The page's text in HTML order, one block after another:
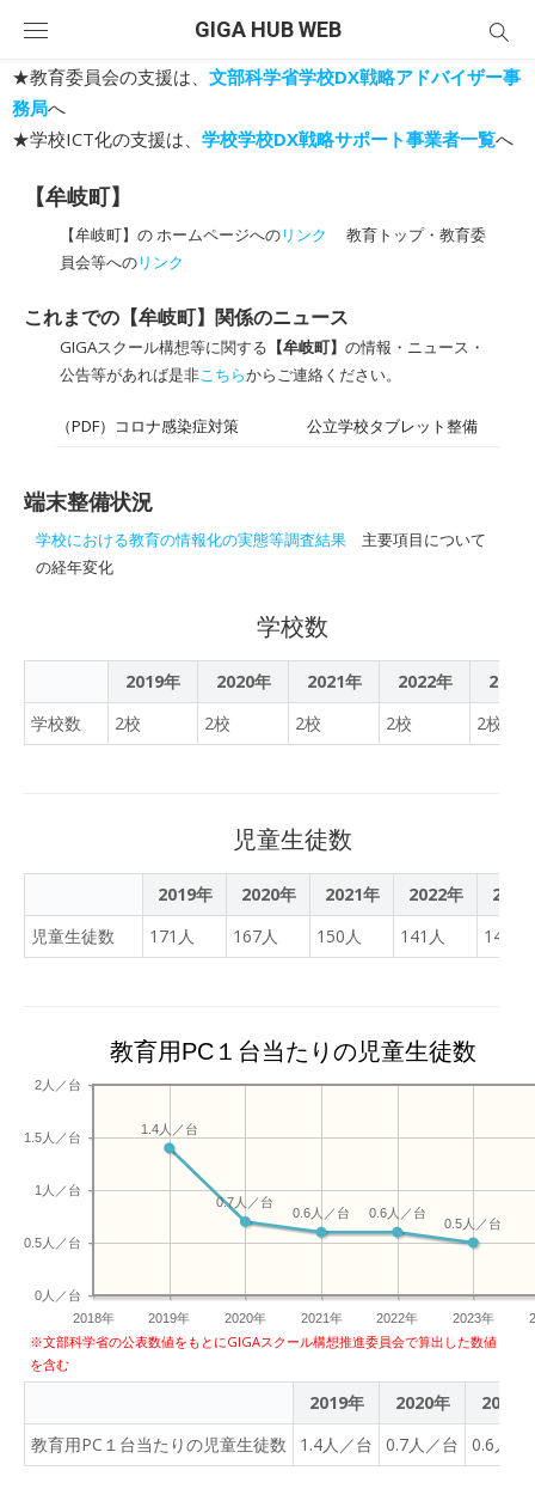
content
GIGA HUB WEB
★教育委員会の支援は、 文部科学省学校DX戦略アドバイザー事
務局へ
★学校ICT化の支援は、 学校学校DX戦略サポート事業者一覧へ
【牟岐町】
【牟岐町】の ホームページへのリンク
教育トップ・教育委
員会等へのリンク
これまでの【牟岐町】関係のニュース
GIGAスクール構想等に関する 【牟岐町】 の情報・ニュース・
公告等があれば是非こちらからご連絡ください。
（PDF）コロナ感染症対策 公立学校タブレット整備
端末整備状況
学校における教育の情報化の実態等調査結果 主要項目について
の経年変化
学校数
2019年 2020年 2021年 2022年
2023
学校数
2校 2校 2校 2校 2校
児童生徒数
2019年 2020年 2021年 2022年
2023
児童生徒数
171人 167人 150人 141人 142人
教育用PC１台当たりの児童生徒数
2018年 2019年 2020年 2021年 2022年 2023年
0人／台
0.5人／台
1人／台
1.5人／台
2人／台
0.5人／台
0.6人／台
0.6人／台
0.7人／台
1.4人／台
※文部科学省の公表数値をもとにGIGAスクール構想推進委員会で算出した数値
を含む
2019年 2020年
2021年
教育用PC１台当たりの児童生徒数
1.4人／台 0.7人／台 0.6人／